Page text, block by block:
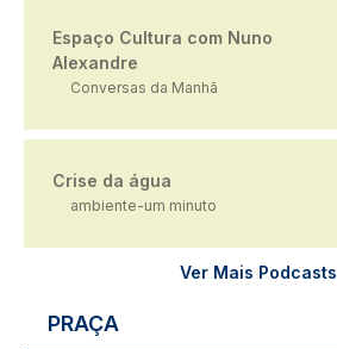
Espaço Cultura com Nuno
Alexandre
Conversas da Manhã
Crise da água
ambiente-um minuto
Ver Mais Podcasts
PRAÇA